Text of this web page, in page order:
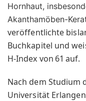
Hornhaut,
Akanthamöben-
veröffentlichte
Buchkapitel und
H-Index von 61 auf.
Nach dem Studium
Universität